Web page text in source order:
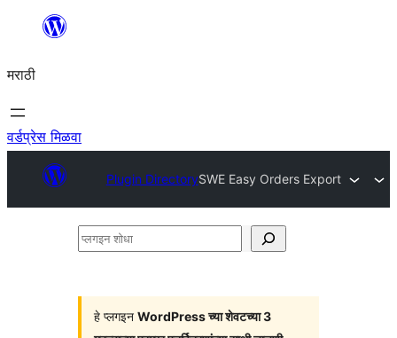
सामुग्रीवर
मराठी
वर्डप्रेस मिळवा
Plugin DirectorySWE Easy Orders Export
प्लगइन
हे प्लगइन WordPress च्या शेवटच्या 3